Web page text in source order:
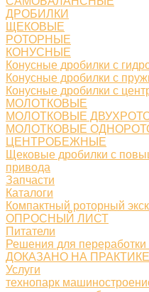
ДРОБИЛКИ
ЩЕКОВЫЕ
РОТОРНЫЕ
КОНУСНЫЕ
Конусные дробилки с
Конусные дробилки с
Конусные дробилки с
МОЛОТКОВЫЕ
МОЛОТКОВЫЕ
МОЛОТКОВЫЕ
ЦЕНТРОБЕЖНЫЕ
Щековые дробилки с
привода
Запчасти
Каталоги
Компактный роторный
ОПРОСНЫЙ ЛИСТ
Питатели
Решения для переработки
ДОКАЗАНО НА ПРАКТИКЕ
Услуги
технопарк